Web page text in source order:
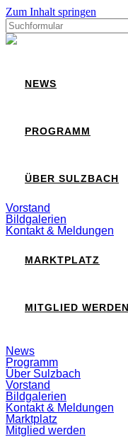
Zum Inhalt springen
Suchen
nach:
Sulzbach
NEWS
PROGRAMM
ÜBER SULZBACH
Vorstand
Bildgalerien
Kontakt & Meldungen
MARKTPLATZ
MITGLIED WERDEN
Suchfeld
ein-/ausblenden
News
Programm
Über Sulzbach
Vorstand
Bildgalerien
Kontakt & Meldungen
Marktplatz
Mitglied werden